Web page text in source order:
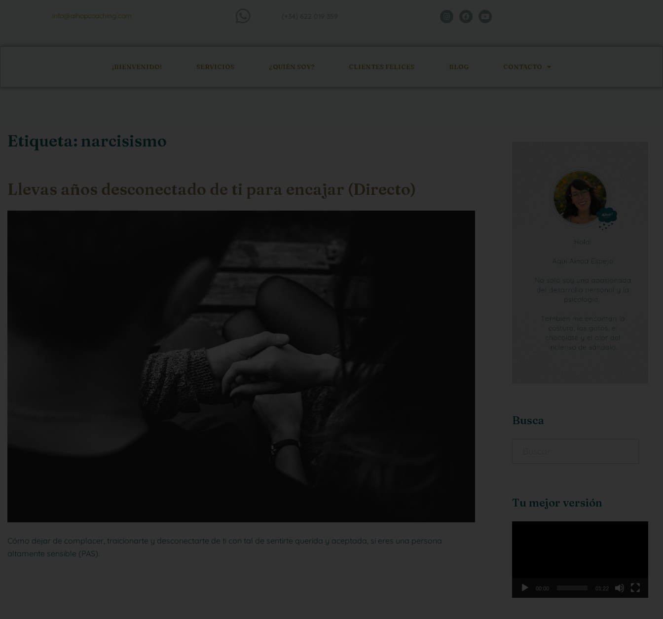
info@aihopcoaching.com
¡BIENVENIDO! SERVICIOS ¿QUIÉN SOY? CLIENTES FELICES BLOG CONTACTO
Etiqueta: narcisismo
Llevas años desconectado de ti para encajar (Directo)
Cómo dejar de complacer, traicionarte y desconectarte de ti con tal de sentirte querida y aceptada, si eres una persona
altamente sensible (PAS).
Busca
Tu mejor versión
00:00 01:22